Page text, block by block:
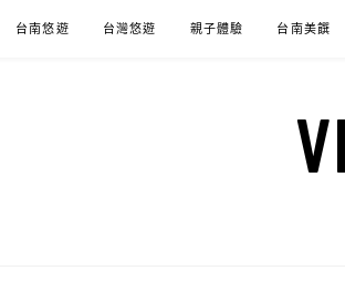
台南悠遊 台灣悠遊 親子體驗 台南美饌